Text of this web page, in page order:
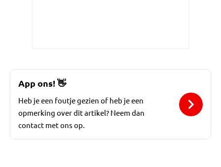
App ons!👋
Heb je een foutje gezien of heb je een
opmerking over dit artikel? Neem dan
contact met ons op.